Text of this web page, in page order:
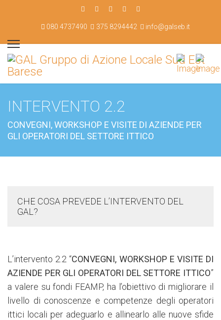
080 4737490 375 8294442 info@galseb.it
INTERVENTO 2.2
CONVEGNI, WORKSHOP E VISITE DI AZIENDE PER
GLI OPERATORI DEL SETTORE ITTICO
CHE COSA PREVEDE L’INTERVENTO DEL
GAL?
L’intervento 2.2 “CONVEGNI, WORKSHOP E VISITE DI
AZIENDE PER GLI OPERATORI DEL SETTORE ITTICO”
a valere su fondi FEAMP, ha l’obiettivo di migliorare il
livello di conoscenze e competenze degli operatori
ittici locali per adeguarlo e allinearlo alle nuove sfide